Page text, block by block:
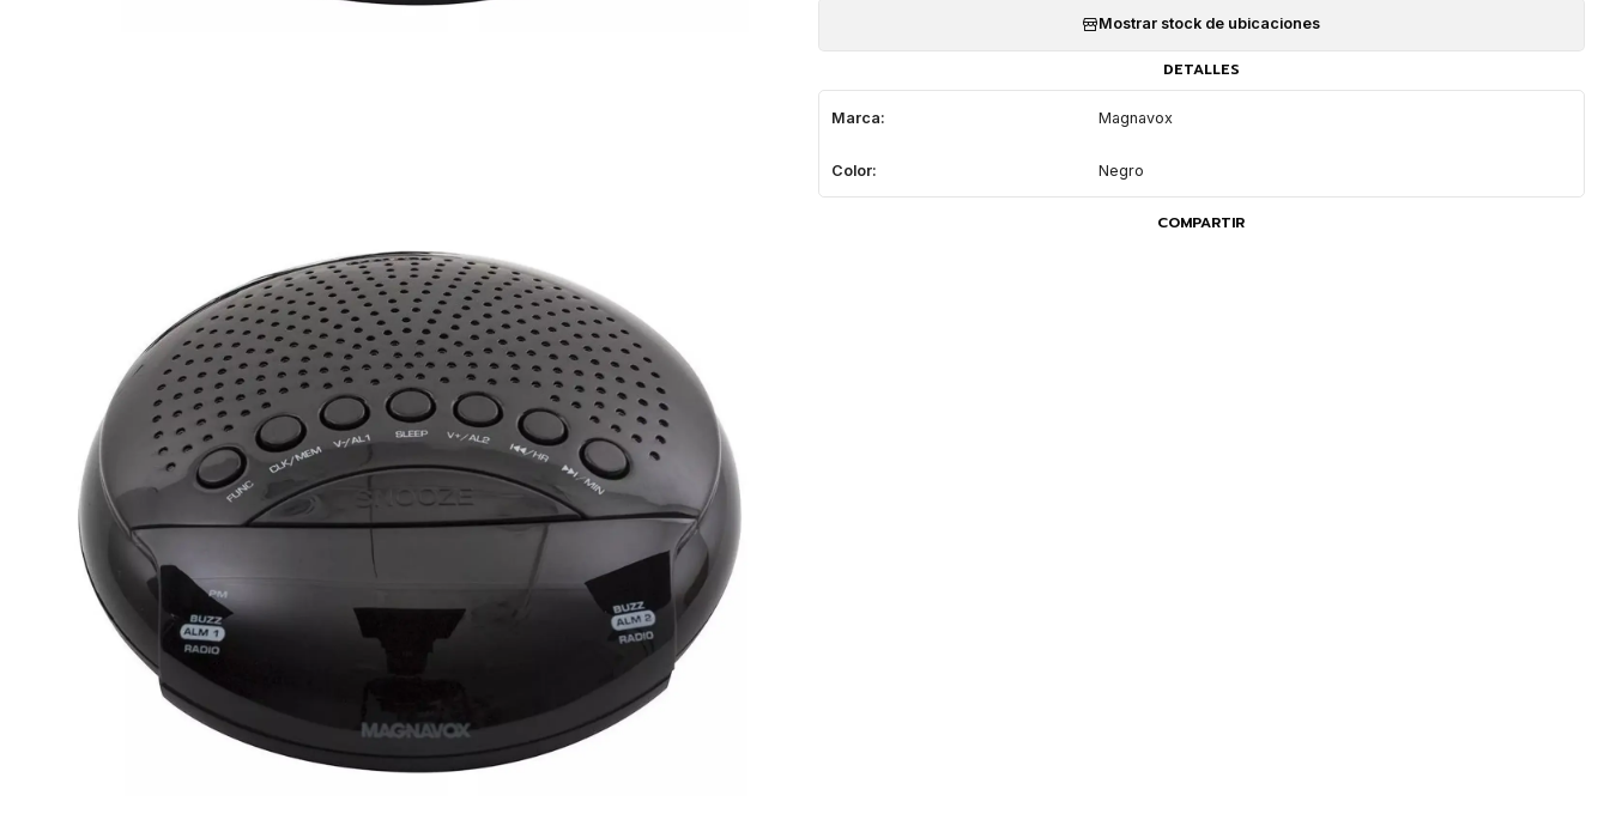
Mostrar stock de ubicaciones
DETALLES
Marca: Magnavox
Color: Negro
COMPARTIR